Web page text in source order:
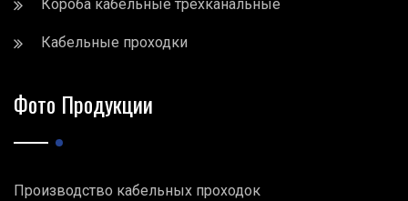
Короба кабельные трехканальные
Кабельные проходки
Фото Продукции
Производство кабельных проходок